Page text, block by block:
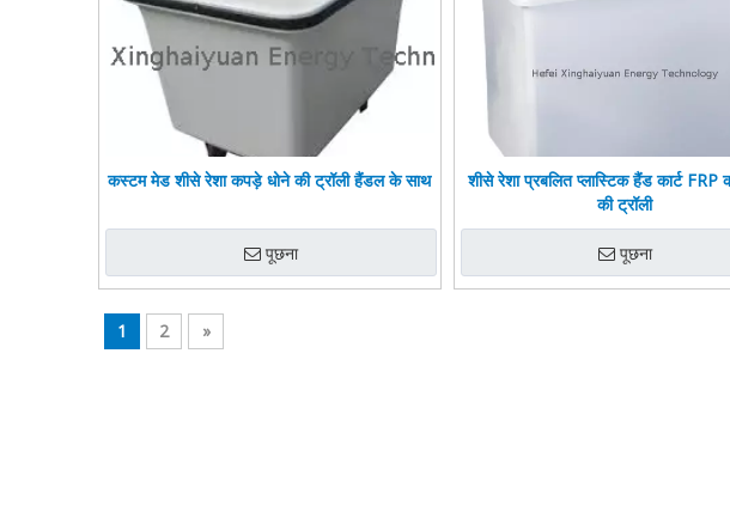
कस्टम मेड शीसे रेशा कपड़े धोने की ट्रॉली हैंडल के साथ
पूछना
शीसे रेशा प्रबलित प्लास्टिक हैंड कार्ट FRP
की ट्रॉली
पूछना
1 2 »